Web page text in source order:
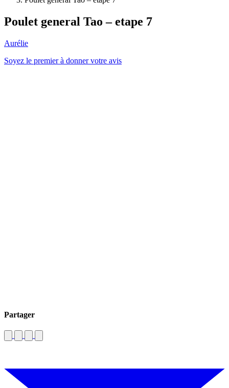
Poulet general Tao – etape 7
Aurélie
Soyez le premier à donner votre avis
Partager